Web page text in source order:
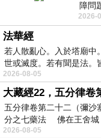
障問
題 :
2026-
法華經
若人散亂心。入於塔廟中
世或滅度。若有聞是法。
2026-08-05
大藏經22，五分律卷
五分律卷第二十二（彌
分之七藥法 佛在王舍城
2026-08-05